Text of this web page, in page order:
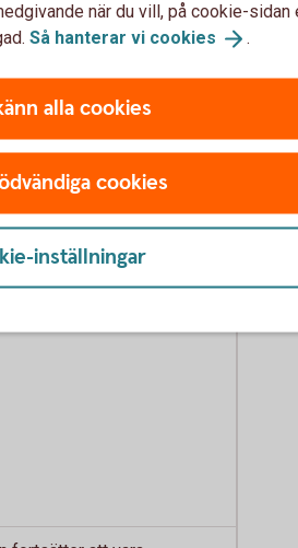
utdelningsutrymme tas bort
takbeloppen kvarstår.
när du vill, på cookie-sidan
Så hanterar vi cookies .
alla cookies
cookies
inställningar